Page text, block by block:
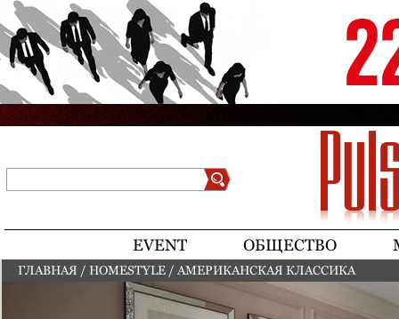
Jump to navigation
EVENT ОБЩЕСТВО
ГЛАВНАЯ / HOMESTYLE / АМЕРИКАНСКАЯ КЛАССИКА